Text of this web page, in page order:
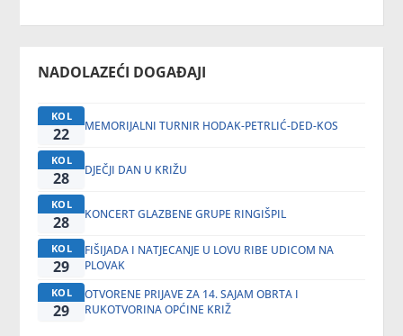
NADOLAZEĆI DOGAĐAJI
KOL
22 MEMORIJALNI TURNIR HODAK-PETRLIĆ-DED-KOS
KOL
28 DJEČJI DAN U KRIŽU
KOL
28 KONCERT GLAZBENE GRUPE RINGIŠPIL
KOL
29
FIŠIJADA I NATJECANJE U LOVU RIBE UDICOM NA
PLOVAK
KOL
29
OTVORENE PRIJAVE ZA 14. SAJAM OBRTA I
RUKOTVORINA OPĆINE KRIŽ